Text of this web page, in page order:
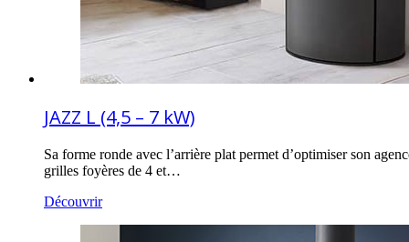
JAZZ L (4,5 – 7 kW)
Sa forme ronde avec l’arrière plat permet d’optimiser son
grilles foyères de 4 et…
Découvrir